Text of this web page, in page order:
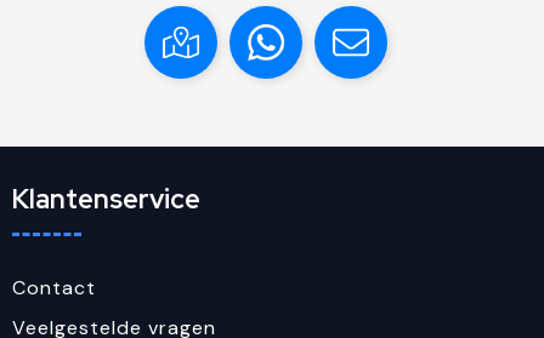
Klantenservice
Contact
Veelgestelde vragen